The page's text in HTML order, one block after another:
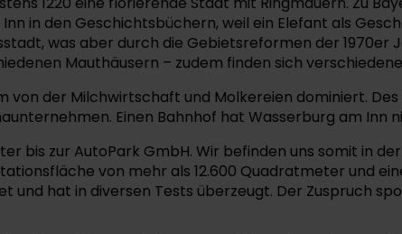
in den Geschichtsbüchern, weil ein Elefant als
was aber durch die Gebietsreformen der
Mauthäusern – zudem finden sich
von der Milchwirtschaft und Molkereien dominiert.
Einen Bahnhof hat Wasserburg am Inn
bis zur AutoPark GmbH. Wir befinden uns somit in
von mehr als 12.600 Quadratmeter und
hat in diversen Tests überzeugt. Der Zuspruch